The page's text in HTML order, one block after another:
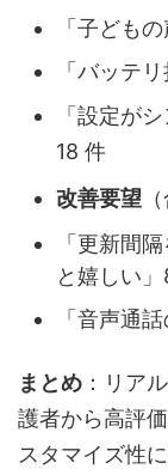
「子ども
「バッテ
「設定が
18 件
改善要望
「更新間
と嬉しい
「音声通
まとめ ：リア
護者から高評
スタマイズ性